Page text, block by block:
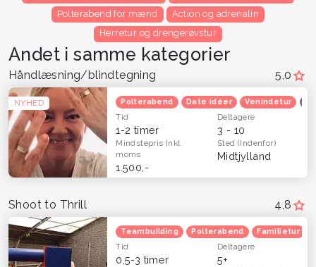
Polterabend for mænd
Action og adrenalin
Herretur og drengerøvstur
Andet i samme kategorier
5,0
NYHED
Håndlæsning/blindtegning
Polterabend Date idéer Venindetur
Tid
1-2 timer
Deltagere
3 - 10
Mindstepris Inkl.
moms
1.500,-
Sted(Indenfor)
Midtjylland
4,8
Shoot to Thrill
Teambuilding Polterabend Familietur
Tid
0,5-3 timer
Deltagere
5+